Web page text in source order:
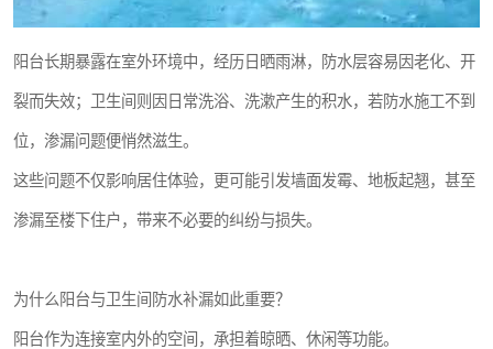
阳台长期暴露在室外环境中，经历日晒雨淋，防水层容易因老化、开
裂而失效；卫生间则因日常洗浴、洗漱产生的积水，若防水施工不到
位，渗漏问题便悄然滋生。
这些问题不仅影响居住体验，更可能引发墙面发霉、地板起翘，甚至
渗漏至楼下住户，带来不必要的纠纷与损失。
为什么阳台与卫生间防水补漏如此重要？
阳台作为连接室内外的空间，承担着晾晒、休闲等功能。